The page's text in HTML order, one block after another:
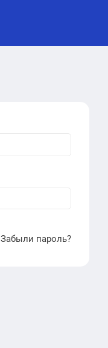
Забыли пароль?